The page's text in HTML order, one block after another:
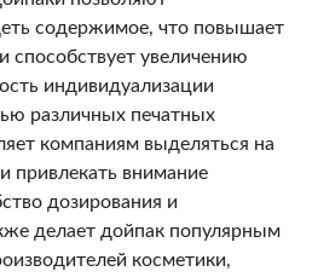
содержимое, что повышает
способствует увеличению
индивидуализации
различных печатных
компаниям выделяться на
привлекать внимание
дозирования и
делает дойпак популярным
косметики,